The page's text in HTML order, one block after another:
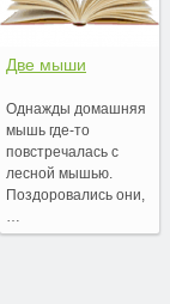
Две мыши
Однажды домашняя
мышь где-то
повстречалась с
лесной мышью.
Поздоровались они,